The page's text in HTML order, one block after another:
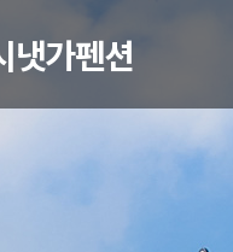
냇가펜션